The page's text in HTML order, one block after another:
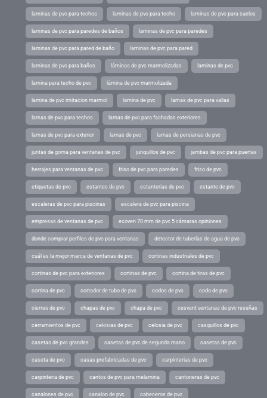
laminas de pvc para techos laminas de pvc para techo laminas de pvc para suelos
laminas de pvc para paredes de baños laminas de pvc para paredes
laminas de pvc para pared de baño laminas de pvc para pared
laminas de pvc para baños láminas de pvc marmolizadas laminas de pvc
lamina para techo de pvc lámina de pvc marmolizada
lamina de pvc imitacion marmol lamina de pvc lamas de pvc para vallas
lamas de pvc para techos lamas de pvc para fachadas exteriores
lamas de pvc para exterior lamas de pvc lamas de persianas de pvc
juntas de goma para ventanas de pvc junquillos de pvc jambas de pvc para puertas
herrajes para ventanas de pvc friso de pvc para paredes friso de pvc
etiquetas de pvc estantes de pvc estanterias de pvc estante de pvc
escaleras de pvc para piscinas escalera de pvc para piscina
empresas de ventanas de pvc ecoven 70 mm de pvc 5 cámaras opiniones
donde comprar perfiles de pvc para ventanas detector de tuberías de agua de pvc
cuál es la mejor marca de ventanas de pvc cortinas industriales de pvc
cortinas de pvc para exteriores cortinas de pvc cortina de tiras de pvc
cortina de pvc cortador de tubo de pvc codos de pvc codo de pvc
cierres de pvc chapas de pvc chapa de pvc cesvent ventanas de pvc reseñas
cerramientos de pvc celosias de pvc celosia de pvc casquillos de pvc
casetas de pvc grandes casetas de pvc de segunda mano casetas de pvc
caseta de pvc casas prefabricadas de pvc carpinterias de pvc
carpinteria de pvc cantos de pvc para melamina cantoneras de pvc
canalones de pvc canalon de pvc cabeceros de pvc